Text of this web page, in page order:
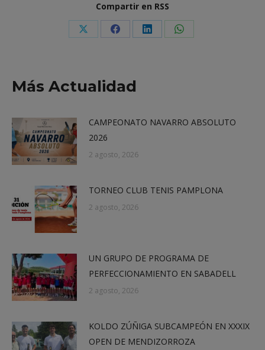
Compartir en RSS
Share Share Share Share
Más Actualidad
CAMPEONATO NAVARRO ABSOLUTO
2026
2 agosto, 2026
TORNEO CLUB TENIS PAMPLONA
2 agosto, 2026
UN GRUPO DE PROGRAMA DE
PERFECCIONAMIENTO EN SABADELL
2 agosto, 2026
KOLDO ZÚÑIGA SUBCAMPEÓN EN XXXIX
OPEN DE MENDIZORROZA